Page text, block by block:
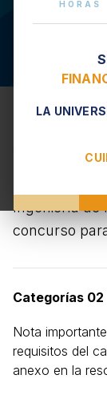
HORAS
LA
Ingeniería de
concurso
Categorías 02
Nota
requisitos del
anexo en la